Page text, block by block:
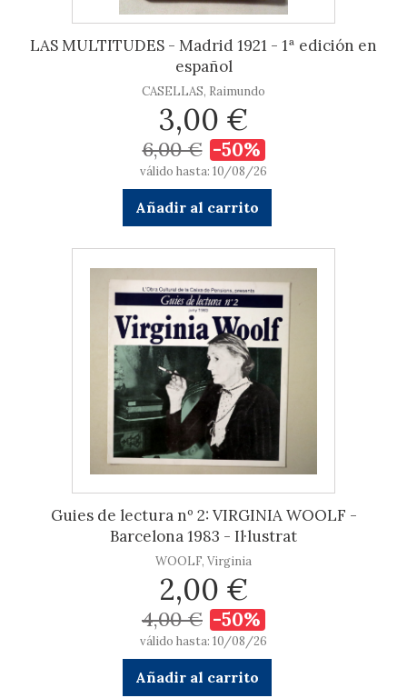
LAS MULTITUDES - Madrid 1921 - 1ª edición en
español
CASELLAS, Raimundo
3,00 €
6,00 € -50%
válido hasta: 10/08/26
Añadir al carrito
Guies de lectura nº 2: VIRGINIA WOOLF -
Barcelona 1983 - Il·lustrat
WOOLF, Virginia
2,00 €
4,00 € -50%
válido hasta: 10/08/26
Añadir al carrito